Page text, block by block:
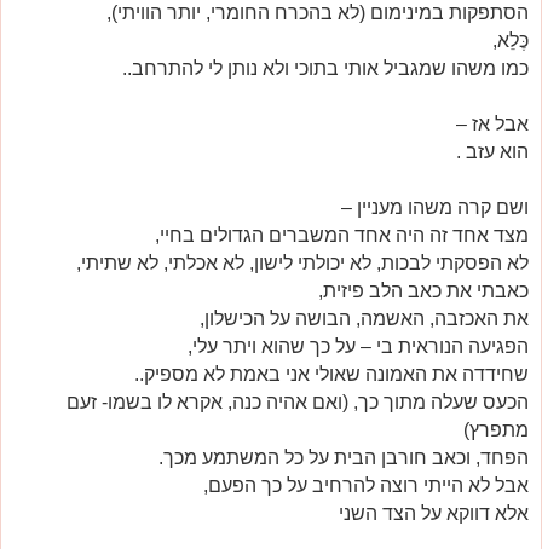
הסתפקות במינימום (לא בהכרח החומרי, יותר הוויתי),
כֶּלֵא,
כמו משהו שמגביל אותי בתוכי ולא נותן לי להתרחב..
אבל אז –
הוא עזב .
ושם קרה משהו מעניין –
מצד אחד זה היה אחד המשברים הגדולים בחיי,
לא הפסקתי לבכות, לא יכולתי לישון, לא אכלתי, לא שתיתי,
כאבתי את כאב הלב פיזית,
את האכזבה, האשמה, הבושה על הכישלון,
הפגיעה הנוראית בי – על כך שהוא ויתר עלי,
שחידדה את האמונה שאולי אני באמת לא מספיק..
הכעס שעלה מתוך כך, (ואם אהיה כנה, אקרא לו בשמו- זעם
מתפרץ)
הפחד, וכאב חורבן הבית על כל המשתמע מכך.
אבל לא הייתי רוצה להרחיב על כך הפעם,
אלא דווקא על הצד השני